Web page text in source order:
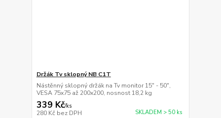
Držák Tv sklopný NB C1T
Nástěnný sklopný držák na Tv monitor 15" - 50",
VESA 75x75 až 200x200, nosnost 18,2 kg
339 Kč/ks
280 Kč bez DPH SKLADEM > 50 ks